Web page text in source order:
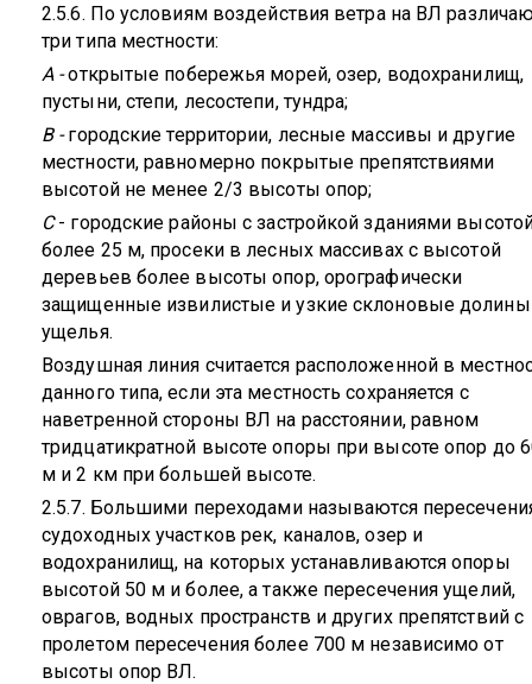
2.5.6. По условиям воздействия ветра на ВЛ
три типа местности:
А -открытые побережья морей, озер, водохранилищ,
пустыни, степи, лесостепи, тундра;
В -городские территории, лесные массивы и другие
местности, равномерно покрытые препятствиями
высотой не менее 2/3 высоты опор;
С- городские районы с застройкой зданиями
более 25 м, просеки в лесных массивах с высотой
деревьев более высоты опор, орографически
защищенные извилистые и узкие склоновые
ущелья.
Воздушная линия считается расположенной в
данного типа, если эта местность сохраняется с
наветренной стороны ВЛ на расстоянии, равном
тридцатикратной высоте опоры при высоте опор до
м и 2 км при большей высоте.
2.5.7. Большими переходами называются
судоходных участков рек, каналов, озер и
водохранилищ, на которых устанавливаются опоры
высотой 50 м и более, а также пересечения ущелий,
оврагов, водных пространств и других препятствий с
пролетом пересечения более 700 м независимо от
высоты опор ВЛ.